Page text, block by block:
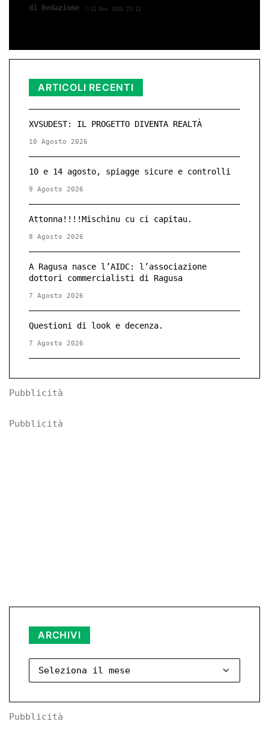
di Redazione 11 Nov 2025 23:11
ARTICOLI RECENTI
XVSUDEST: IL PROGETTO DIVENTA REALTÀ
10 Agosto 2026
10 e 14 agosto, spiagge sicure e controlli
9 Agosto 2026
Attonna!!!!Mischinu cu ci capitau.
8 Agosto 2026
A Ragusa nasce l’AIDC: l’associazione
dottori commercialisti di Ragusa
7 Agosto 2026
Questioni di look e decenza.
7 Agosto 2026
Pubblicità
Pubblicità
ARCHIVI
Pubblicità